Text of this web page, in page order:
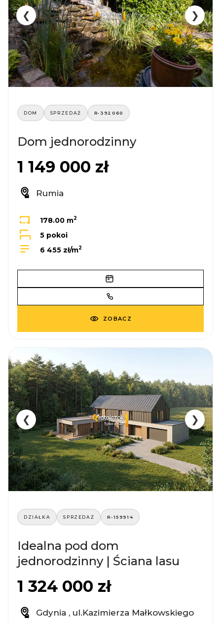
❮ ❯
DOM SPRZEDAŻ R-392060
Dom jednorodzinny
1 149 000 zł
Rumia
178.00 m2
5 pokoi
6 455 zł/m2
ZOBACZ
❮ ❯
DZIAŁKA SPRZEDAŻ R-159914
Idealna pod dom
jednorodzinny | Ściana lasu
1 324 000 zł
Gdynia , ul.Kazimierza Małkowskiego